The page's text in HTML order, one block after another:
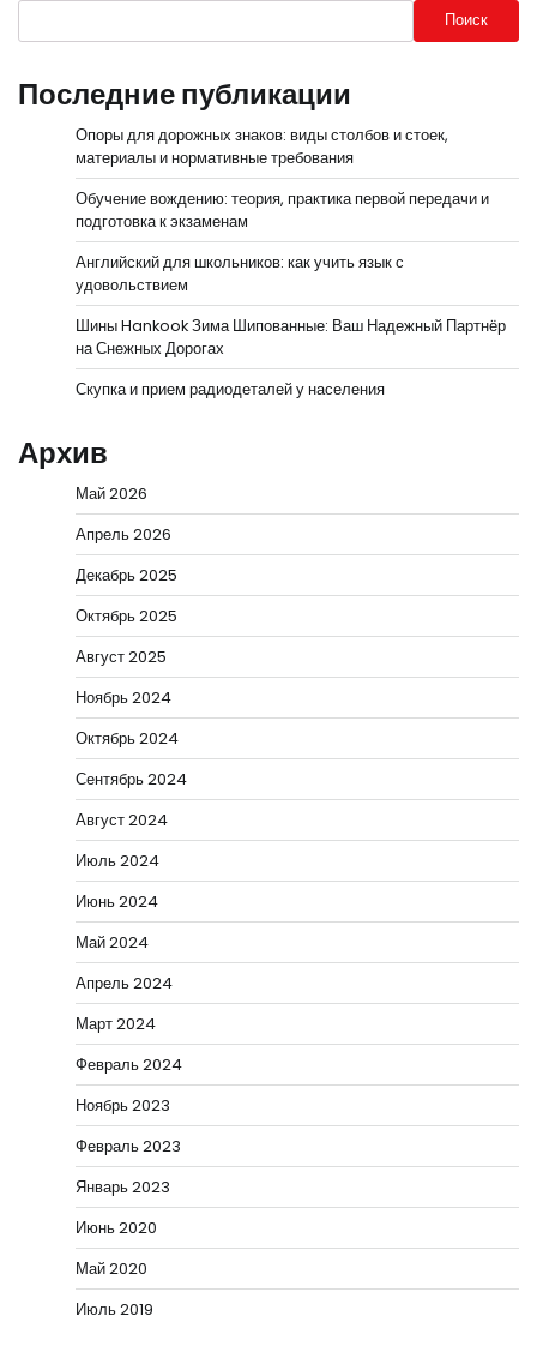
Поиск
Последние публикации
Опоры для дорожных знаков: виды столбов и стоек,
материалы и нормативные требования
Обучение вождению: теория, практика первой передачи и
подготовка к экзаменам
Английский для школьников: как учить язык с
удовольствием
Шины Hankook Зима Шипованные: Ваш Надежный Партнёр
на Снежных Дорогах
Скупка и прием радиодеталей у населения
Архив
Май 2026
Апрель 2026
Декабрь 2025
Октябрь 2025
Август 2025
Ноябрь 2024
Октябрь 2024
Сентябрь 2024
Август 2024
Июль 2024
Июнь 2024
Май 2024
Апрель 2024
Март 2024
Февраль 2024
Ноябрь 2023
Февраль 2023
Январь 2023
Июнь 2020
Май 2020
Июль 2019